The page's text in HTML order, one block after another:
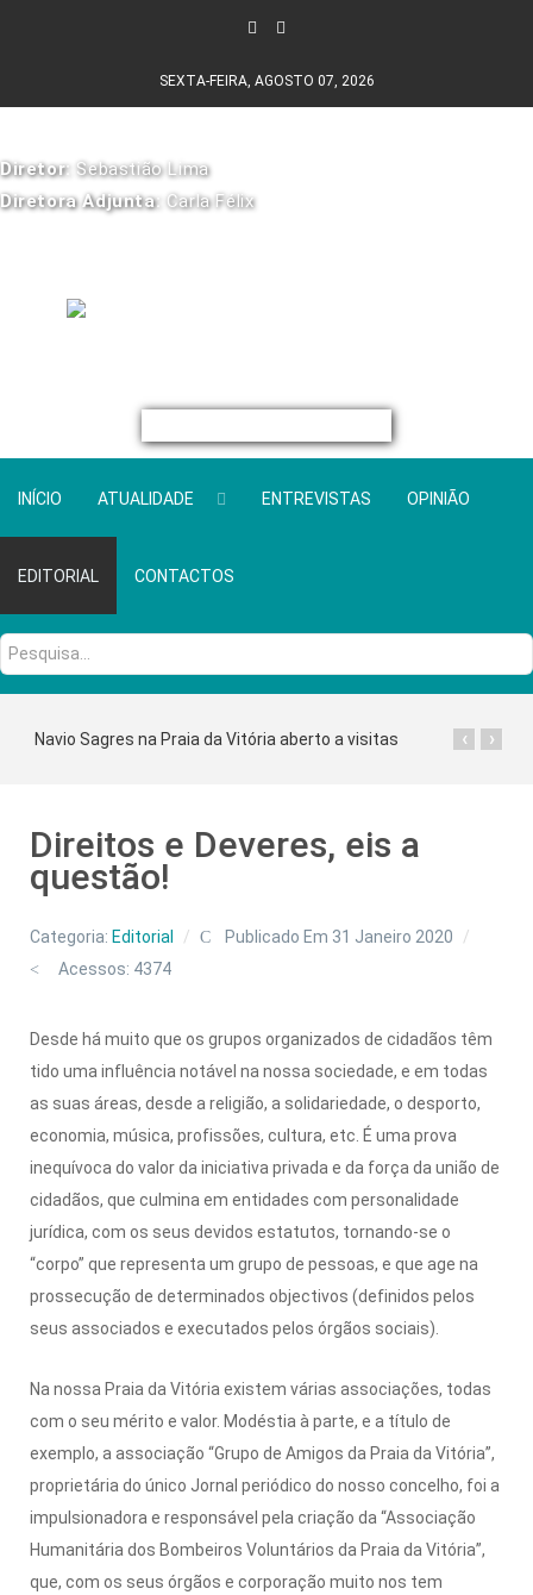
SEXTA-FEIRA, AGOSTO 07, 2026
Diretor: Sebastião Lima
Diretora Adjunta: Carla Félix
INÍCIO ATUALIDADE ENTREVISTAS OPINIÃO
EDITORIAL CONTACTOS
Pesquisa...
Navio Sagres na Praia da Vitória aberto a visitas ›
‹
Direitos e Deveres, eis a
questão!
Categoria: Editorial
Publicado Em 31 Janeiro 2020
Acessos: 4374
Desde há muito que os grupos organizados de cidadãos têm
tido uma influência notável na nossa sociedade, e em todas
as suas áreas, desde a religião, a solidariedade, o desporto,
economia, música, profissões, cultura, etc. É uma prova
inequívoca do valor da iniciativa privada e da força da união de
cidadãos, que culmina em entidades com personalidade
jurídica, com os seus devidos estatutos, tornando-se o
“corpo” que representa um grupo de pessoas, e que age na
prossecução de determinados objectivos (definidos pelos
seus associados e executados pelos órgãos sociais).
Na nossa Praia da Vitória existem várias associações, todas
com o seu mérito e valor. Modéstia à parte, e a título de
exemplo, a associação “Grupo de Amigos da Praia da Vitória”,
proprietária do único Jornal periódico do nosso concelho, foi a
impulsionadora e responsável pela criação da “Associação
Humanitária dos Bombeiros Voluntários da Praia da Vitória”,
que, com os seus órgãos e corporação muito nos tem